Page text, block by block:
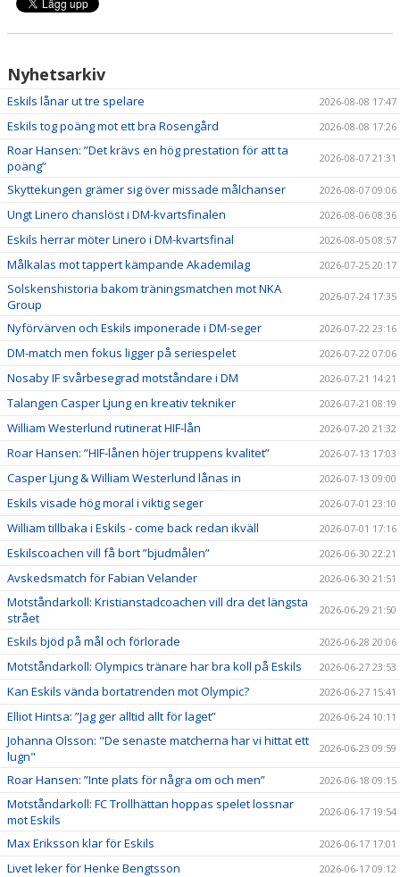
Nyhetsarkiv
Eskils lånar ut tre spelare 2026-08-08 17:47
Eskils tog poäng mot ett bra Rosengård 2026-08-08 17:26
Roar Hansen: ”Det krävs en hög prestation för att ta
poäng”
2026-08-07 21:31
Skyttekungen grämer sig över missade målchanser 2026-08-07 09:06
Ungt Linero chanslöst i DM-kvartsfinalen 2026-08-06 08:36
Eskils herrar möter Linero i DM-kvartsfinal 2026-08-05 08:57
Målkalas mot tappert kämpande Akademilag 2026-07-25 20:17
Solskenshistoria bakom träningsmatchen mot NKA
Group
2026-07-24 17:35
Nyförvärven och Eskils imponerade i DM-seger 2026-07-22 23:16
DM-match men fokus ligger på seriespelet 2026-07-22 07:06
Nosaby IF svårbesegrad motståndare i DM 2026-07-21 14:21
Talangen Casper Ljung en kreativ tekniker 2026-07-21 08:19
William Westerlund rutinerat HIF-lån 2026-07-20 21:32
Roar Hansen: ”HIF-lånen höjer truppens kvalitet” 2026-07-13 17:03
Casper Ljung & William Westerlund lånas in 2026-07-13 09:00
Eskils visade hög moral i viktig seger 2026-07-01 23:10
William tillbaka i Eskils - come back redan ikväll 2026-07-01 17:16
Eskilscoachen vill få bort ”bjudmålen” 2026-06-30 22:21
Avskedsmatch för Fabian Velander 2026-06-30 21:51
Motståndarkoll: Kristianstadcoachen vill dra det längsta
strået
2026-06-29 21:50
Eskils bjöd på mål och förlorade 2026-06-28 20:06
Motståndarkoll: Olympics tränare har bra koll på Eskils 2026-06-27 23:53
Kan Eskils vända bortatrenden mot Olympic? 2026-06-27 15:41
Elliot Hintsa: ”Jag ger alltid allt för laget” 2026-06-24 10:11
Johanna Olsson: "De senaste matcherna har vi hittat ett
lugn"
2026-06-23 09:59
Roar Hansen: ”Inte plats för några om och men” 2026-06-18 09:15
Motståndarkoll: FC Trollhättan hoppas spelet lossnar
mot Eskils
2026-06-17 19:54
Max Eriksson klar för Eskils 2026-06-17 17:01
Livet leker för Henke Bengtsson 2026-06-17 09:12